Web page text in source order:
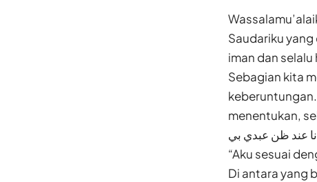
Saudariku
iman dan
Sebagian kita
menentukan,
عند ظن عبدي بي
“Aku sesuai
Di antara yang